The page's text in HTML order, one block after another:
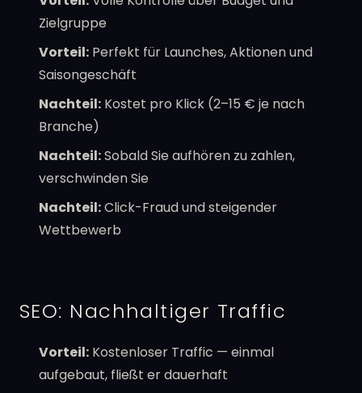
Zielgruppe
Vorteil: Perfekt für Launches, Aktionen und
Saisongeschäft
Nachteil: Kostet pro Klick (2–15 € je nach
Branche)
Nachteil:Sobald Sie aufhören zu zahlen,
verschwinden Sie
Nachteil:Click-Fraud und steigender
Wettbewerb
SEO: Nachhaltiger Traffic
Vorteil: Kostenloser Traffic — einmal
aufgebaut, fließt er dauerhaft